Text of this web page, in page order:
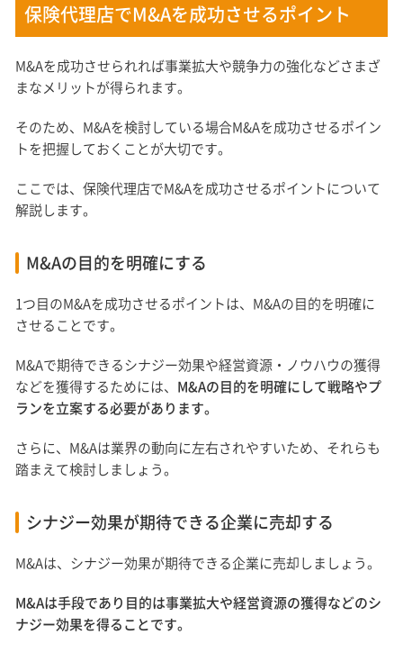
保険代理店でM&Aを成功させるポイント
M&Aを成功させられれば事業拡大や競争力の強化などさまざ
まなメリットが得られます。
そのため、M&Aを検討している場合M&Aを成功させるポイン
トを把握しておくことが大切です。
ここでは、保険代理店でM&Aを成功させるポイントについて
解説します。
M&Aの目的を明確にする
1つ目のM&Aを成功させるポイントは、M&Aの目的を明確に
させることです。
M&Aで期待できるシナジー効果や経営資源・ノウハウの獲得
などを獲得するためには、 M&Aの目的を明確にして戦略やプ
ランを立案する必要があります。
さらに、M&Aは業界の動向に左右されやすいため、それらも
踏まえて検討しましょう。
シナジー効果が期待できる企業に売却する
M&Aは、シナジー効果が期待できる企業に売却しましょう。
M&Aは手段であり目的は事業拡大や経営資源の獲得などのシ
ナジー効果を得ることです。